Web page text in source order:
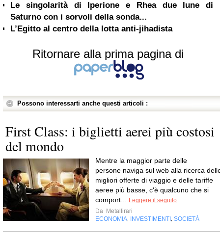
Le singolarità di Iperione e Rhea due lune di
Saturno con i sorvoli della sonda...
L’Egitto al centro della lotta anti-jihadista
Ritornare alla prima pagina di
Possono interessarti anche questi articoli :
First Class: i biglietti aerei più costosi
del mondo
Mentre la maggior parte delle
persone naviga sul web alla ricerca
migliori offerte di viaggio e delle tariffe
aeree più basse, c'è qualcuno che si
comport...
Leggere il seguito
Da Metallirari
ECONOMIA
INVESTIMENTI SOCIETÀ